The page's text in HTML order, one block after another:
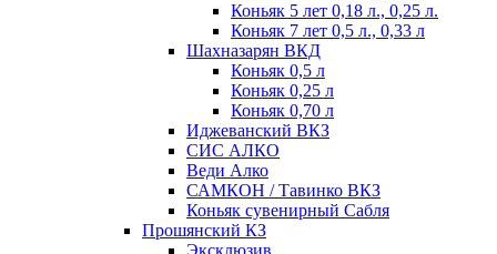
Коньяк 5 лет 0,18 л., 0,25 л.
Коньяк 7 лет 0,5 л., 0,33 л
Шахназарян ВКД
Коньяк 0,5 л
Коньяк 0,25 л
Коньяк 0,70 л
Иджеванский ВКЗ
СИС АЛКО
Веди Алко
САМКОН / Тавинко ВКЗ
Коньяк сувенирный Сабля
Прошянский КЗ
Эксклюзив